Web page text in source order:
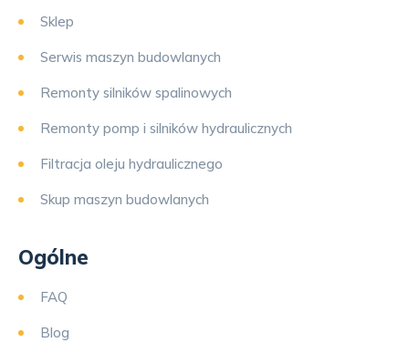
Sklep
Serwis maszyn budowlanych
Remonty silników spalinowych
Remonty pomp i silników hydraulicznych
Filtracja oleju hydraulicznego
Skup maszyn budowlanych
Ogólne
FAQ
Blog